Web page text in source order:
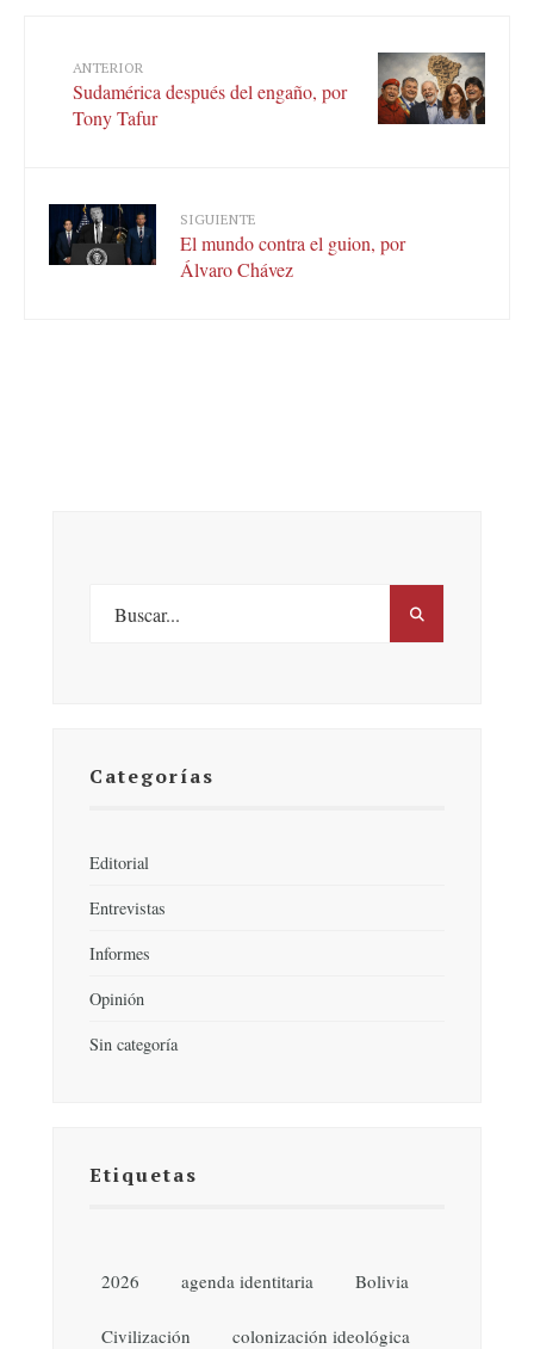
ANTERIOR
Sudamérica después del engaño, por
Tony Tafur
SIGUIENTE
El mundo contra el guion, por
Álvaro Chávez
Categorías
Editorial
Entrevistas
Informes
Opinión
Sin categoría
Etiquetas
2026 agenda identitaria Bolivia
Civilización colonización ideológica